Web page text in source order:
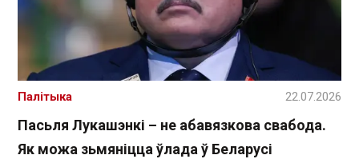
Пасьля Лукашэнкі – не абавязкова свабода.
Як можа зьмяніцца ўлада ў Беларусі
Палітыка 22.07.2026